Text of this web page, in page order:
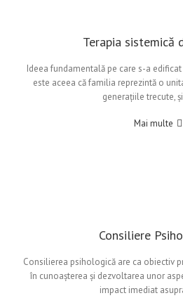
Terapia sistemică
Ideea fundamentală pe care s-a
este aceea că familia reprezintă o
generațiile trecute,
Mai multe
Consiliere
Consilierea psihologică are ca obiectiv
în cunoașterea și dezvoltarea unor
impact imediat